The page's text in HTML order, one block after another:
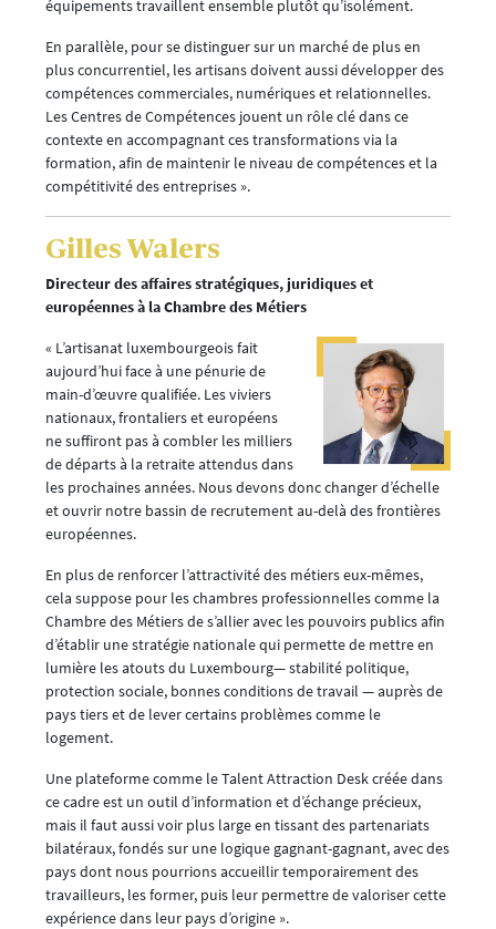
équipements travaillent ensemble plutôt qu’isolément.
En parallèle, pour se distinguer sur un marché de plus en
plus concurrentiel, les artisans doivent aussi développer des
compétences commerciales, numériques et relationnelles.
Les Centres de Compétences jouent un rôle clé dans ce
contexte en accompagnant ces transformations via la
formation, afin de maintenir le niveau de compétences et la
compétitivité des entreprises ».
Gilles Walers
Directeur des affaires stratégiques, juridiques et
européennes à la Chambre des Métiers
« L’artisanat luxembourgeois fait
aujourd’hui face à une pénurie de
main-d’œuvre qualifiée. Les viviers
nationaux, frontaliers et européens
ne suffiront pas à combler les milliers
de départs à la retraite attendus dans
les prochaines années. Nous devons donc changer d’échelle
et ouvrir notre bassin de recrutement au-delà des frontières
européennes.
En plus de renforcer l’attractivité des métiers eux-mêmes,
cela suppose pour les chambres professionnelles comme la
Chambre des Métiers de s’allier avec les pouvoirs publics afin
d’établir une stratégie nationale qui permette de mettre en
lumière les atouts du Luxembourg— stabilité politique,
protection sociale, bonnes conditions de travail — auprès de
pays tiers et de lever certains problèmes comme le
logement.
Une plateforme comme le Talent Attraction Desk créée dans
ce cadre est un outil d’information et d’échange précieux,
mais il faut aussi voir plus large en tissant des partenariats
bilatéraux, fondés sur une logique gagnant-gagnant, avec des
pays dont nous pourrions accueillir temporairement des
travailleurs, les former, puis leur permettre de valoriser cette
expérience dans leur pays d’origine ».